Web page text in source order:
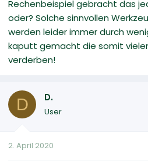
Rechenbeispiel gebracht das
oder? Solche sinnvollen
werden leider immer durch
kaputt gemacht die somit
verderben!
D D.
User
2. April 2020